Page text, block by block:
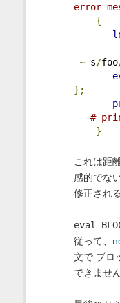
error
{
=~ s/foo
};
#
}
これは距
感的でな
修正され
eval
従って、
文で ブロ
できません